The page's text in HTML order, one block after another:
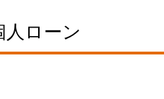
人ローン